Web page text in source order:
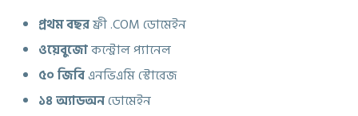
প্রথম বছরফ্রী .COM ডোমেইন
ওয়েবুজোকন্ট্রোল প্যানেল
৫০ জিবিএনভিএমি স্টোরেজ
১৪ অ্যাডঅনডোমেইন